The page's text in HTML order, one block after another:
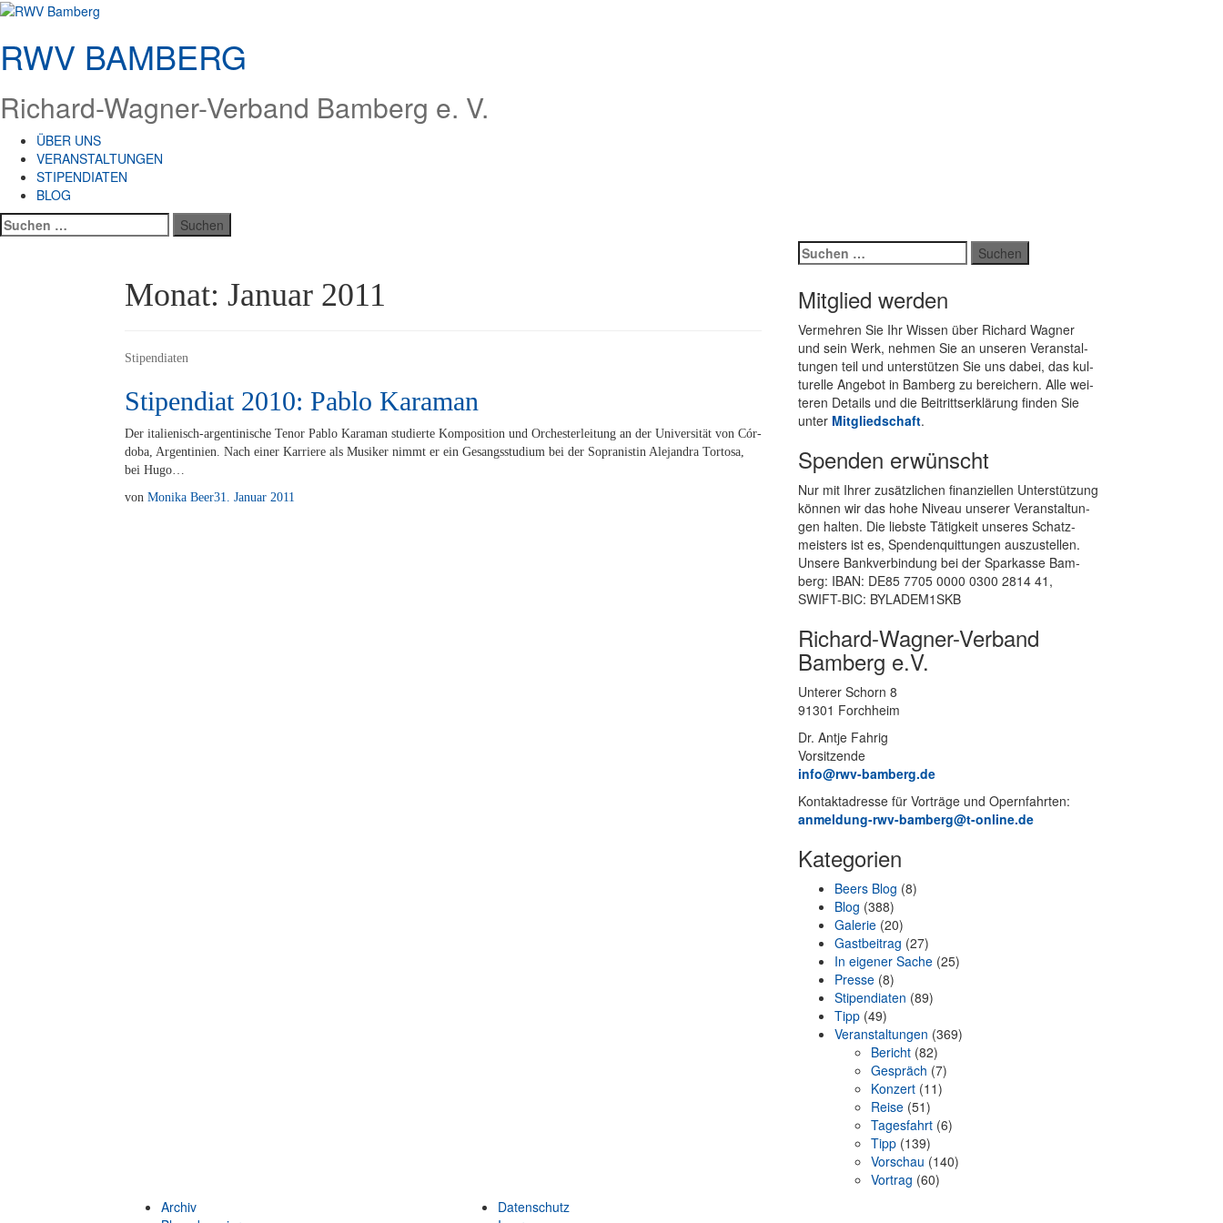
Zum
springen
RWV BAMBERG
Richard-Wagner-Verband Bamberg e. V.
ÜBER UNS
VERANSTALTUNGEN
STIPENDIATEN
BLOG
Suchen
nach:
Monat: Januar 2011
Stipendiaten
Stipendiat 2010: Pablo Karaman
Der ita­­lie­­nisch-ar­­gen­­ti­­ni­­sche Te­nor Pa­blo Ka­ra­man stu­dier­te Kom­po­si­ti­on und Or­ches­ter­lei­tung an der Uni­ver­si­tät von Cór­
do­ba, Ar­gen­ti­ni­en. Nach ei­ner Kar­rie­re als Mu­si­ker nimmt er ein Ge­sangs­stu­di­um bei der So­pra­nis­tin Ale­jan­dra Tor­to­sa,
bei Hugo…
von Monika Beer31. Januar 2011
Suchen
nach:
Mitglied werden
Ver­meh­ren Sie Ihr Wis­sen über Ri­chard Wag­ner
und sein Werk, neh­men Sie an un­se­ren Ver­an­stal­
tun­gen teil und un­ter­stüt­zen Sie uns da­bei, das kul­
tu­rel­le An­ge­bot in Bam­berg zu be­rei­chern. Alle wei­
te­ren De­tails und die Bei­tritts­er­klä­rung fin­den Sie
un­ter Mit­glied­schaft.
Spenden erwünscht
Nur mit Ih­rer zu­sätz­li­chen fi­nan­zi­el­len Un­ter­stüt­zung
kön­nen wir das hohe Ni­veau un­se­rer Ver­an­stal­tun­
gen hal­ten. Die liebs­te Tä­tig­keit un­se­res Schatz­
meis­ters ist es, Spen­den­quit­tun­gen aus­zu­stel­len.
Un­se­re Bank­ver­bin­dung bei der Spar­kas­se Bam­
berg: IBAN: DE85 7705 0000 0300 2814 41,
SWIFT-BIC: BYLADEM1SKB
Richard-Wagner-Verband
Bamberg e.V.
Un­te­rer Schorn 8
91301 Forchheim
Dr. Ant­je Fahrig
Vorsitzende
info@rwv-bamberg.de
Kon­takt­adres­se für Vor­trä­ge und Opern­fahr­ten:
anmeldung-rwv-bamberg@t-online.de
Kategorien
Beers Blog (8)
Blog (388)
Galerie (20)
Gastbeitrag (27)
In eigener Sache (25)
Presse (8)
Stipendiaten (89)
Tipp (49)
Veranstaltungen (369)
Bericht (82)
Gespräch (7)
Konzert (11)
Reise (51)
Tagesfahrt (6)
Tipp (139)
Vorschau (140)
Vortrag (60)
Archiv
Datenschutz